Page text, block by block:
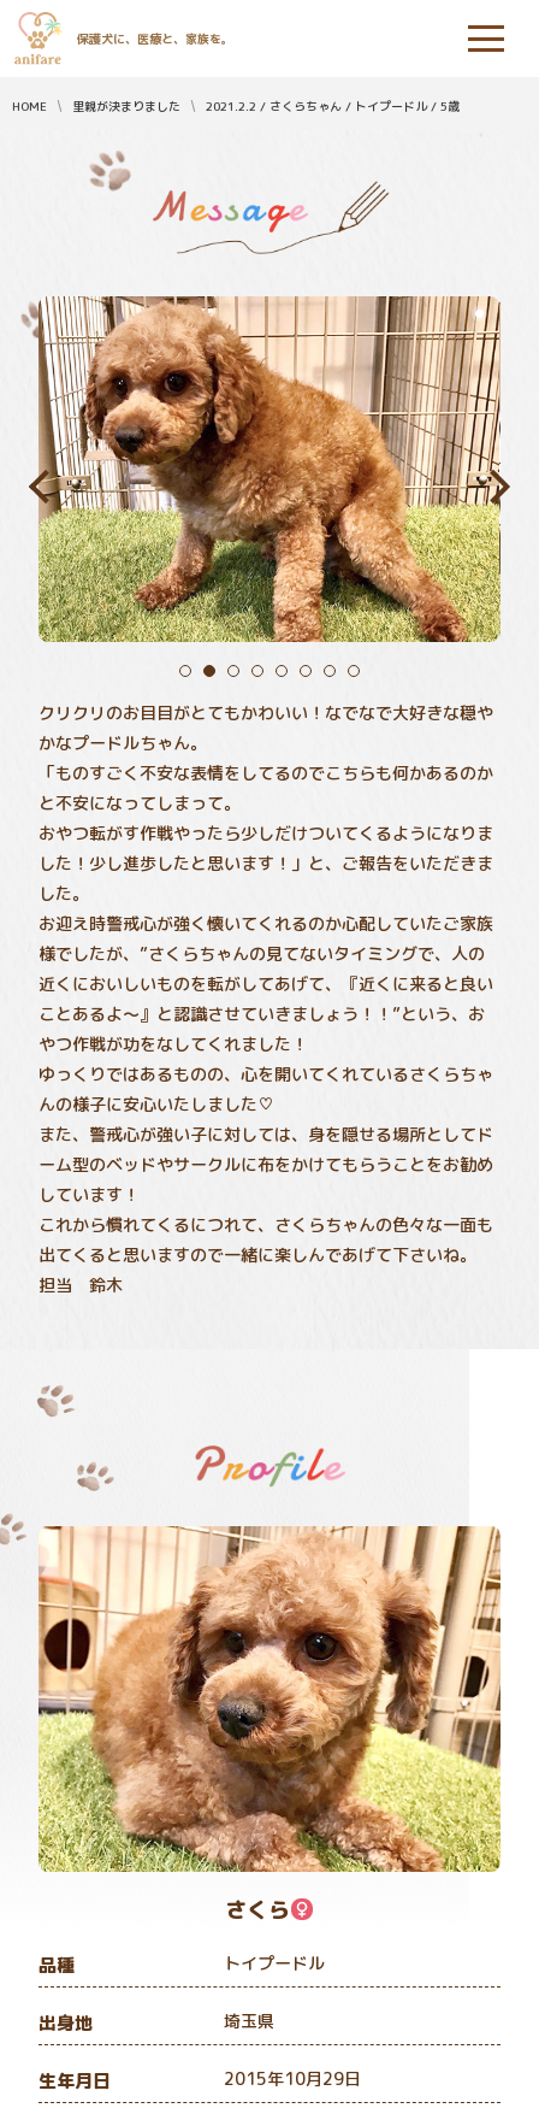
保護犬に、医療と、家族を。
HOME 里親が決まりました 2021.2.2 / さくらちゃん / トイプードル / 5歳
クリクリのお目目がとてもかわいい！なでなで大好きな穏や
かなプードルちゃん。
「ものすごく不安な表情をしてるのでこちらも何かあるのか
と不安になってしまって。
おやつ転がす作戦やったら少しだけついてくるようになりま
した！少し進歩したと思います！」と、ご報告をいただきま
した。
お迎え時警戒心が強く懐いてくれるのか心配していたご家族
様でしたが、”さくらちゃんの見てないタイミングで、人の
近くにおいしいものを転がしてあげて、『近くに来ると良い
ことあるよ～』と認識させていきましょう！！”という、お
やつ作戦が功をなしてくれました！
ゆっくりではあるものの、心を開いてくれているさくらちゃ
んの様子に安心いたしました♡
また、警戒心が強い子に対しては、身を隠せる場所としてド
ーム型のベッドやサークルに布をかけてもらうことをお勧め
しています！
これから慣れてくるにつれて、さくらちゃんの色々な一面も
出てくると思いますので一緒に楽しんであげて下さいね。
担当 鈴木
さくら
品種 トイプードル
出身地 埼玉県
生年月日 2015年10月29日